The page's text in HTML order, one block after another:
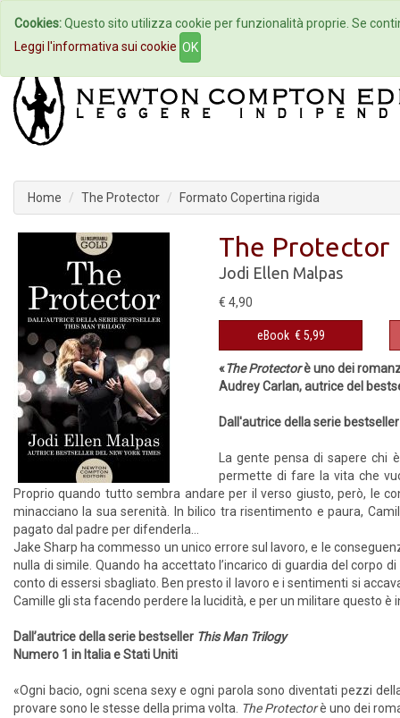
Home Autori Eventi
Home The Protector Formato Copertina rigida
The Protector
Jodi Ellen Malpas
€ 4,90
eBook € 5,99
«The Protectorè uno dei
Audrey Carlan, autrice del
Dall'autrice della serie
La gente pensa di sapere chi
permette di fare la vita che
Proprio quando tutto sembra andare per il verso giusto, però, le
minacciano la sua serenità. In bilico tra risentimento e paura,
pagato dal padre per difenderla…
Jake Sharp ha commesso un unico errore sul lavoro, e le
nulla di simile. Quando ha accettato l’incarico di guardia del corpo
conto di essersi sbagliato. Ben presto il lavoro e i sentimenti si
Camille gli sta facendo perdere la lucidità, e per un militare questo
Dall’autrice della serie bestseller This Man Trilogy
Numero 1 in Italia e Stati Uniti
«Ogni bacio, ogni scena sexy e ogni parola sono diventati pezzi
provare sono le stesse della prima volta. The Protectorè uno dei
Cookies:Questo sito utilizza cookie per funzionalità proprie. Se
Leggi l'informativa sui cookie OK